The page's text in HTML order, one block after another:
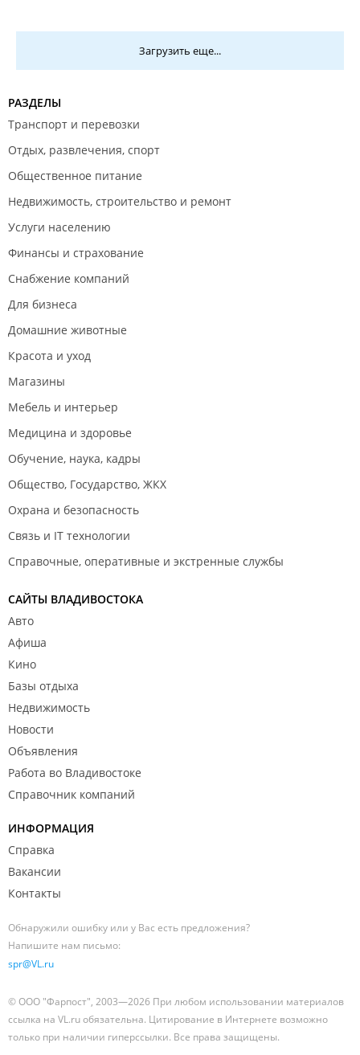
Загрузить еще...
РАЗДЕЛЫ
Транспорт и перевозки
Отдых, развлечения, спорт
Общественное питание
Недвижимость, строительство и ремонт
Услуги населению
Финансы и страхование
Снабжение компаний
Для бизнеса
Домашние животные
Красота и уход
Магазины
Мебель и интерьер
Медицина и здоровье
Обучение, наука, кадры
Общество, Государство, ЖКХ
Охрана и безопасность
Связь и IT технологии
Справочные, оперативные и экстренные службы
САЙТЫ ВЛАДИВОСТОКА
Авто
Афиша
Кино
Базы отдыха
Недвижимость
Новости
Объявления
Работа во Владивостоке
Справочник компаний
ИНФОРМАЦИЯ
Справка
Вакансии
Контакты
Обнаружили ошибку или у Вас есть предложения?
Напишите нам письмо:
spr@VL.ru
© ООО "Фарпост", 2003—2026 При любом использовании материалов
ссылка на VL.ru обязательна. Цитирование в Интернете возможно
только при наличии гиперссылки. Все права защищены.